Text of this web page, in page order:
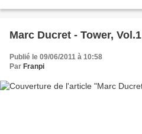
Marc Ducret - Tower, Vol.1
Publié le 09/06/2011 à 10:58
Par Franpi